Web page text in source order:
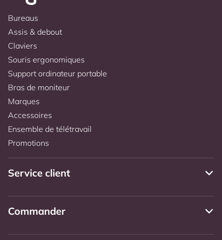
Bureaus
Assis & debout
Claviers
Souris ergonomiques
Support ordinateur portable
Bras de moniteur
Marques
Accessoires
Ensemble de télétravail
Promotions
Service client
Commander